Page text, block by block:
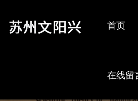
首页
在线留